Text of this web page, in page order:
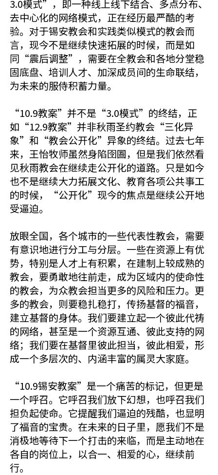
3.0模式”，即一种线上线下结合、多点分布、
去中心化的网络模式，正在经历最严酷的考
验。对于锡安教会和实践类似模式的教会而
言，现今不是继续快速拓展的时候，而是如
同“震后调整”，需要在全教会和各地分堂稳
固底盘、培训人才、加深成员间的生命联结，
为未来的服侍积蓄力量。
“10.9教案”并不是“3.0模式”的终结，正
如“12.9教案”并非秋雨圣约教会“三化异
象”和“教会公开化”异象的终结。过去七年
来，王怡牧师虽然身陷囹圄，但是我们依然看
见秋雨教会在继续走公开化的道路。只是如今
也不是继续大力拓展文化、教育各项公共事工
的时候，“公开化”现今的焦点是继续公开地
受逼迫。
放眼全国，各个城市的一些代表性教会，需要
有意识地进行分工与分层。一些在资源上有优
势，特别是人才上有积累，在建制上较成熟的
教会，要勇敢地往前走，成为区域内的使命性
的教会，为众教会担当更多的风险和压力。更
多的教会，则要稳扎稳打，传扬基督的福音，
建立基督的身体。我们要建立起一个彼此代祷
的网络，甚至是一个资源互通、彼此支持的网
络；我们要在基督里彼此担当，彼此相爱，形
成一个多层次的、内涵丰富的属灵大家庭。
“10.9锡安教案”是一个痛苦的标记，但更是
一个呼召。它呼召我们放下幻想，也呼召我们
担负起使命。它提醒我们逼迫的残酷，也显明
了福音的宝贵。在未来的日子里，愿我们不是
消极地等待下一个打击的来临，而是主动地在
各自的岗位上，以合一、相爱的心，继续前
行。